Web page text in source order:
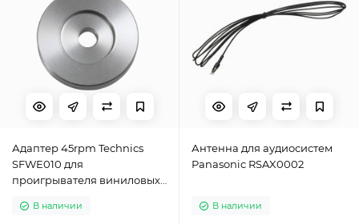
Адаптер 45rpm Technics
SFWE010 для
проигрывателя виниловых
В наличии
Антенна для аудиосистем
Panasonic RSAX0002
В наличии